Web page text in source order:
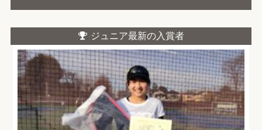
ジュニア最新の入賞者